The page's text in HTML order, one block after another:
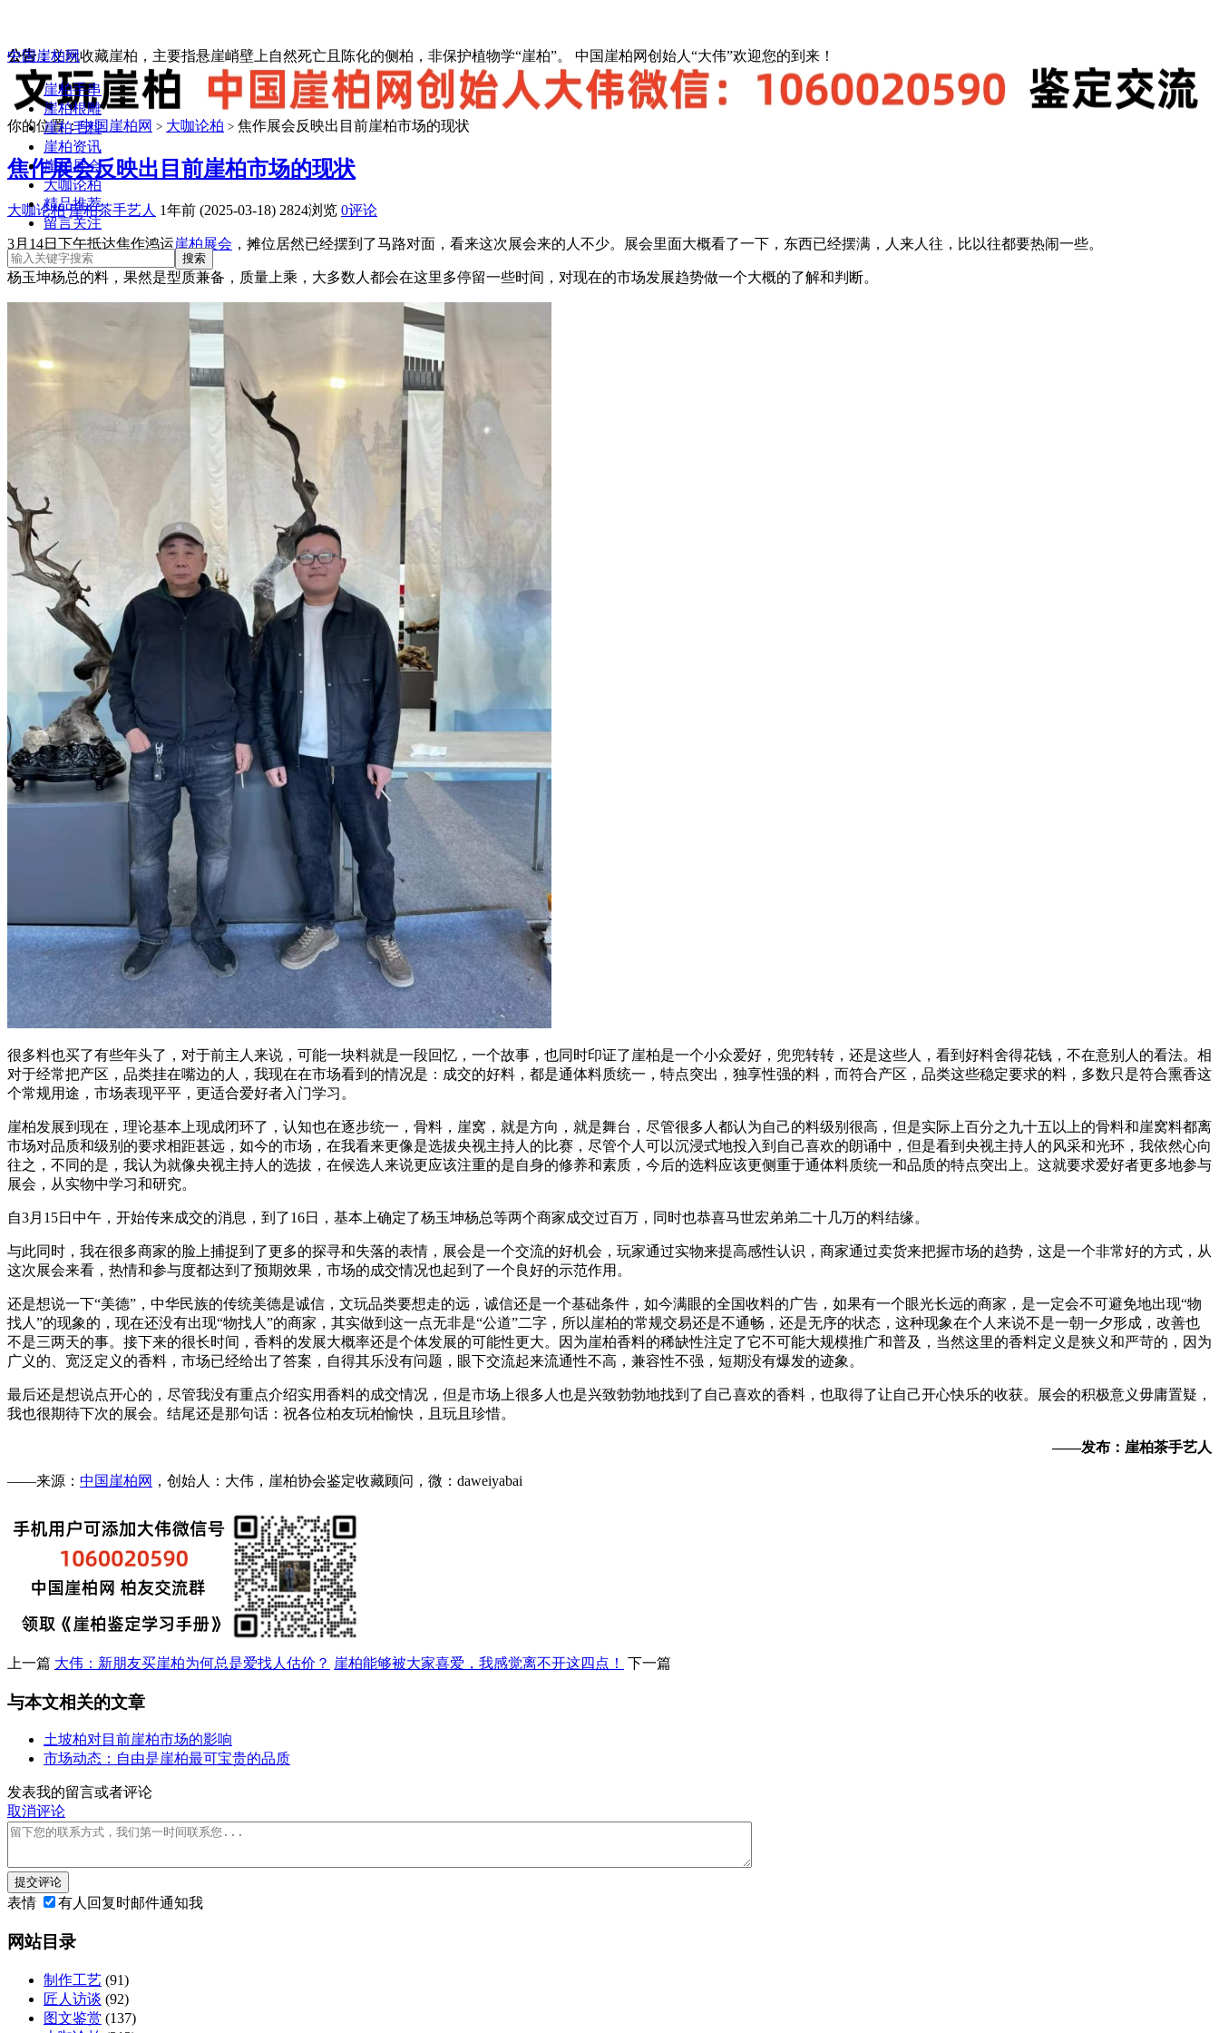
中国崖柏网
崖柏手串
崖柏根雕
崖柏毛料
崖柏资讯
崖柏展会
大咖论柏
精品推荐
留言关注
公告：文玩收藏崖柏，主要指悬崖峭壁上自然死亡且陈化的侧柏，非保护植物学“崖柏”。 中国崖柏网创始人“大伟”欢迎您的到来！
你的位置：中国崖柏网 > 大咖论柏 > 焦作展会反映出目前崖柏市场的现状
焦作展会反映出目前崖柏市场的现状
大咖论柏 崖柏茶手艺人 1年前 (2025-03-18) 2824浏览 0评论
3月14日下午抵达焦作鸿运崖柏展会 ，摊位居然已经摆到了马路对面，看来这次展会来的人不少。展会里面大概看了一下，东西已经摆满，人来人往，比以往都要热闹一些。
杨玉坤杨总的料，果然是型质兼备，质量上乘，大多数人都会在这里多停留一些时间，对现在的市场发展趋势做一个大概的了解和判断。
很多料也买了有些年头了，对于前主人来说，可能一块料就是一段回忆，一个故事，也同时印证了崖柏是一个小众爱好，兜兜转转，还是这些人，看到好料舍得花钱，不在意别人的看法。相
对于经常把产区，品类挂在嘴边的人，我现在在市场看到的情况是：成交的好料，都是通体料质统一，特点突出，独享性强的料，而符合产区，品类这些稳定要求的料，多数只是符合熏香这
个常规用途，市场表现平平，更适合爱好者入门学习。
崖柏发展到现在，理论基本上现成闭环了，认知也在逐步统一，骨料，崖窝，就是方向，就是舞台，尽管很多人都认为自己的料级别很高，但是实际上百分之九十五以上的骨料和崖窝料都离
市场对品质和级别的要求相距甚远，如今的市场，在我看来更像是选拔央视主持人的比赛，尽管个人可以沉浸式地投入到自己喜欢的朗诵中，但是看到央视主持人的风采和光环，我依然心向
往之，不同的是，我认为就像央视主持人的选拔，在候选人来说更应该注重的是自身的修养和素质，今后的选料应该更侧重于通体料质统一和品质的特点突出上。这就要求爱好者更多地参与
展会，从实物中学习和研究。
自3月15日中午，开始传来成交的消息，到了16日，基本上确定了杨玉坤杨总等两个商家成交过百万，同时也恭喜马世宏弟弟二十几万的料结缘。
与此同时，我在很多商家的脸上捕捉到了更多的探寻和失落的表情，展会是一个交流的好机会，玩家通过实物来提高感性认识，商家通过卖货来把握市场的趋势，这是一个非常好的方式，从
这次展会来看，热情和参与度都达到了预期效果，市场的成交情况也起到了一个良好的示范作用。
还是想说一下“美德”，中华民族的传统美德是诚信，文玩品类要想走的远，诚信还是一个基础条件，如今满眼的全国收料的广告，如果有一个眼光长远的商家，是一定会不可避免地出现“物
找人”的现象的，现在还没有出现“物找人”的商家，其实做到这一点无非是“公道”二字，所以崖柏的常规交易还是不通畅，还是无序的状态，这种现象在个人来说不是一朝一夕形成，改善也
不是三两天的事。接下来的很长时间，香料的发展大概率还是个体发展的可能性更大。因为崖柏香料的稀缺性注定了它不可能大规模推广和普及，当然这里的香料定义是狭义和严苛的，因为
广义的、宽泛定义的香料，市场已经给出了答案，自得其乐没有问题，眼下交流起来流通性不高，兼容性不强，短期没有爆发的迹象。
最后还是想说点开心的，尽管我没有重点介绍实用香料的成交情况，但是市场上很多人也是兴致勃勃地找到了自己喜欢的香料，也取得了让自己开心快乐的收获。展会的积极意义毋庸置疑，
我也很期待下次的展会。结尾还是那句话：祝各位柏友玩柏愉快，且玩且珍惜。
——发布：崖柏茶手艺人
——来源： 中国崖柏网 ，创始人：大伟，崖柏协会鉴定收藏顾问，微：daweiyabai
上一篇 大伟：新朋友买崖柏为何总是爱找人估价？ 崖柏能够被大家喜爱，我感觉离不开这四点！ 下一篇
与本文相关的文章
土坡柏对目前崖柏市场的影响
市场动态：自由是崖柏最可宝贵的品质
发表我的留言或者评论
取消评论
提交评论
表情 有人回复时邮件通知我
网站目录
制作工艺 (91)
匠人访谈 (92)
图文鉴赏 (137)